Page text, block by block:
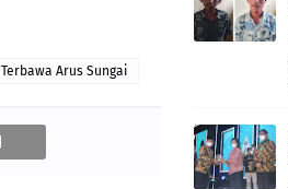
Terbawa Arus Sungai